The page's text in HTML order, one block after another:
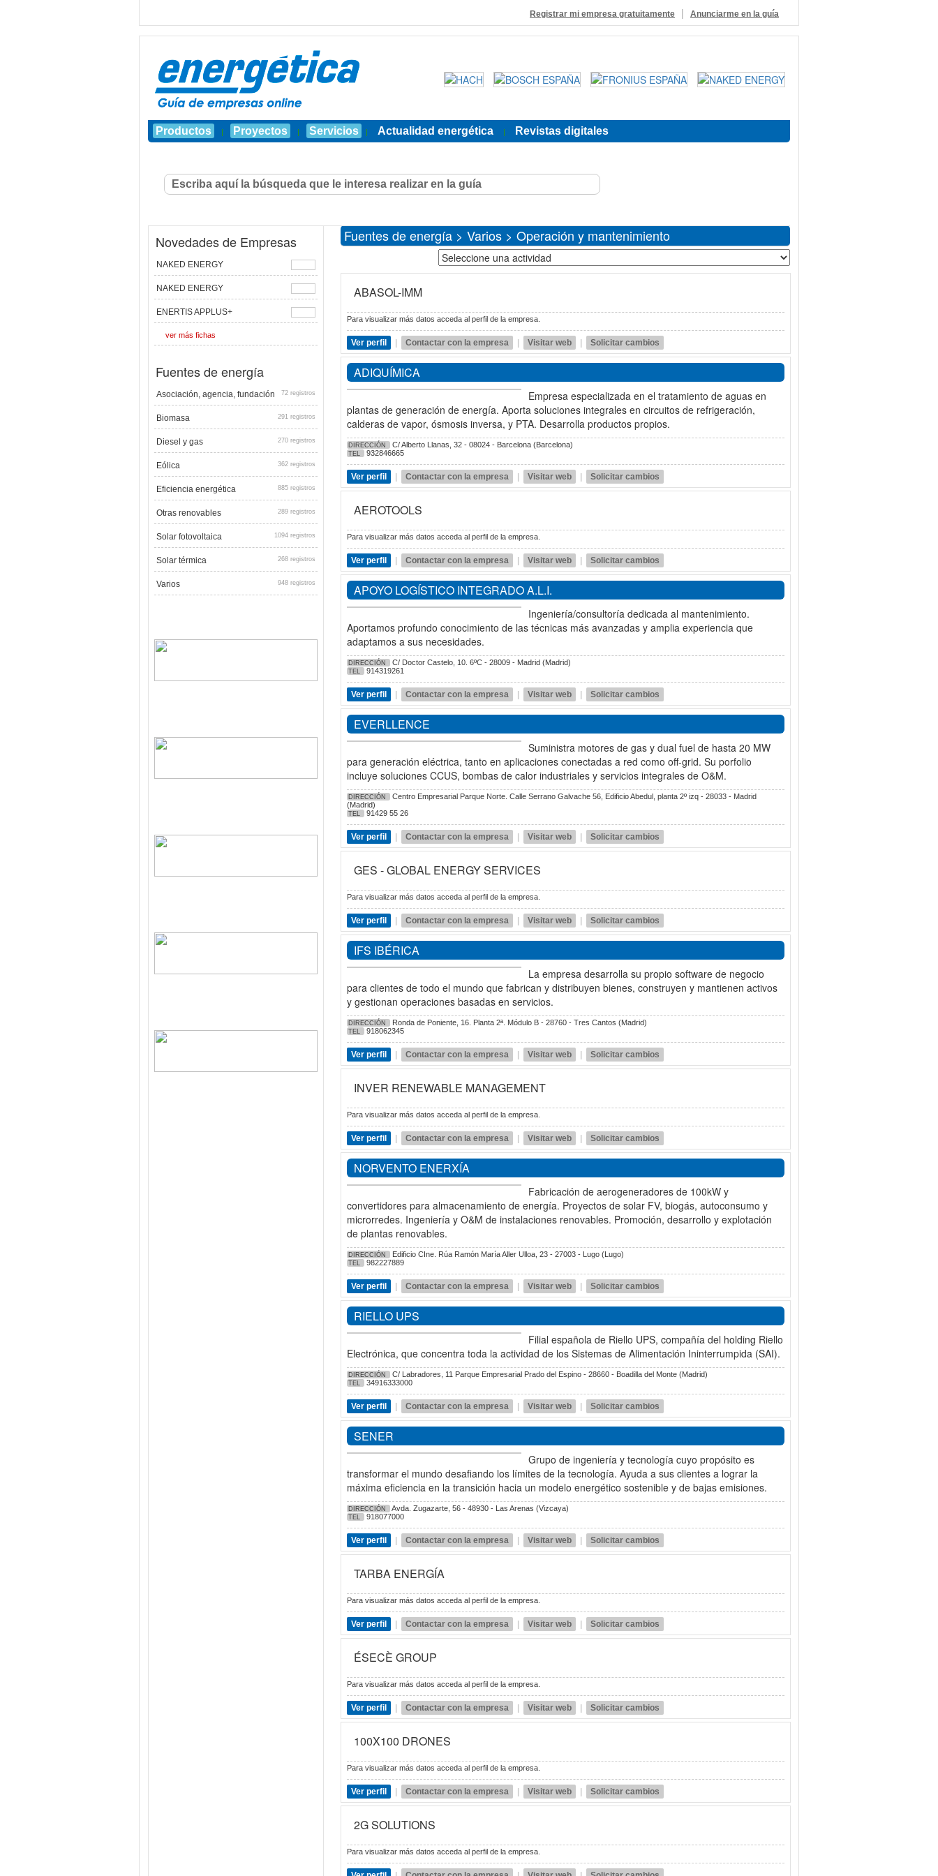
Registrar mi empresa gratuitamente | Anunciarme en la guía
Productos | Proyectos | Servicios | Actualidad energética | Revistas digitales
Novedades de Empresas
NAKED ENERGY
NAKED ENERGY
ENERTIS APPLUS+
ver más fichas
Fuentes de energía
Asociación, agencia, fundación 72 registros
Biomasa 291 registros
Diesel y gas 270 registros
Eólica 362 registros
Eficiencia energética 885 registros
Otras renovables 289 registros
Solar fotovoltaica 1094 registros
Solar térmica 268 registros
Varios 948 registros
Fuentes de energía > Varios > Operación y mantenimiento
ABASOL-IMM
Para visualizar más datos acceda al perfil de la empresa.
Ver perfil Contactar con la empresa Visitar web Solicitar cambios
ADIQUÍMICA
Empresa especializada en el tratamiento de aguas en
plantas de generación de energía. Aporta soluciones integrales en circuitos de refrigeración,
calderas de vapor, ósmosis inversa, y PTA. Desarrolla productos propios.
DIRECCIÓN C/ Alberto Llanas, 32 - 08024 - Barcelona (Barcelona)
TEL 932846665
Ver perfil Contactar con la empresa Visitar web Solicitar cambios
AEROTOOLS
Para visualizar más datos acceda al perfil de la empresa.
Ver perfil Contactar con la empresa Visitar web Solicitar cambios
APOYO LOGÍSTICO INTEGRADO A.L.I.
Ingeniería/consultoría dedicada al mantenimiento.
Aportamos profundo conocimiento de las técnicas más avanzadas y amplia experiencia que
adaptamos a sus necesidades.
DIRECCIÓN C/ Doctor Castelo, 10. 6ºC - 28009 - Madrid (Madrid)
TEL 914319261
Ver perfil Contactar con la empresa Visitar web Solicitar cambios
EVERLLENCE
Suministra motores de gas y dual fuel de hasta 20 MW
para generación eléctrica, tanto en aplicaciones conectadas a red como off-grid. Su porfolio
incluye soluciones CCUS, bombas de calor industriales y servicios integrales de O&M.
DIRECCIÓN
Centro Empresarial Parque Norte. Calle Serrano Galvache 56, Edificio Abedul, planta 2º izq - 28033 - Madrid
(Madrid)
TEL 91429 55 26
Ver perfil Contactar con la empresa Visitar web Solicitar cambios
GES - GLOBAL ENERGY SERVICES
Para visualizar más datos acceda al perfil de la empresa.
Ver perfil Contactar con la empresa Visitar web Solicitar cambios
IFS IBÉRICA
La empresa desarrolla su propio software de negocio
para clientes de todo el mundo que fabrican y distribuyen bienes, construyen y mantienen activos
y gestionan operaciones basadas en servicios.
DIRECCIÓN Ronda de Poniente, 16. Planta 2ª. Módulo B - 28760 - Tres Cantos (Madrid)
TEL 918062345
Ver perfil Contactar con la empresa Visitar web Solicitar cambios
INVER RENEWABLE MANAGEMENT
Para visualizar más datos acceda al perfil de la empresa.
Ver perfil Contactar con la empresa Visitar web Solicitar cambios
NORVENTO ENERXÍA
Fabricación de aerogeneradores de 100kW y
convertidores para almacenamiento de energía. Proyectos de solar FV, biogás, autoconsumo y
microrredes. Ingeniería y O&M de instalaciones renovables. Promoción, desarrollo y explotación
de plantas renovables.
DIRECCIÓN Edificio CIne. Rúa Ramón María Aller Ulloa, 23 - 27003 - Lugo (Lugo)
TEL 982227889
Ver perfil Contactar con la empresa Visitar web Solicitar cambios
RIELLO UPS
Filial española de Riello UPS, compañía del holding Riello
Electrónica, que concentra toda la actividad de los Sistemas de Alimentación Ininterrumpida (SAI).
DIRECCIÓN C/ Labradores, 11 Parque Empresarial Prado del Espino - 28660 - Boadilla del Monte (Madrid)
TEL 34916333000
Ver perfil Contactar con la empresa Visitar web Solicitar cambios
SENER
Grupo de ingeniería y tecnología cuyo propósito es
transformar el mundo desafiando los límites de la tecnología. Ayuda a sus clientes a lograr la
máxima eficiencia en la transición hacia un modelo energético sostenible y de bajas emisiones.
DIRECCIÓN Avda. Zugazarte, 56 - 48930 - Las Arenas (Vizcaya)
TEL 918077000
Ver perfil Contactar con la empresa Visitar web Solicitar cambios
TARBA ENERGÍA
Para visualizar más datos acceda al perfil de la empresa.
Ver perfil Contactar con la empresa Visitar web Solicitar cambios
ÉSECÈ GROUP
Para visualizar más datos acceda al perfil de la empresa.
Ver perfil Contactar con la empresa Visitar web Solicitar cambios
100X100 DRONES
Para visualizar más datos acceda al perfil de la empresa.
Ver perfil Contactar con la empresa Visitar web Solicitar cambios
2G SOLUTIONS
Para visualizar más datos acceda al perfil de la empresa.